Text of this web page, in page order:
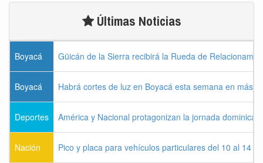
Últimas Noticias
Boyacá Güicán de la Sierra recibirá la Rueda de
Boyacá Habrá cortes de luz en Boyacá esta semana en más
Deportes América y Nacional protagonizan la jornada dominical
Nación Pico y placa para vehículos particulares del 10 al 14